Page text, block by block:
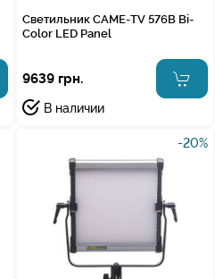
Светильник CAME-TV 576B Bi-
Color LED Panel
9639 грн.
В наличии
-20%